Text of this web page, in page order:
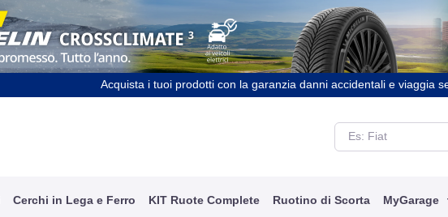
Acquista i tuoi prodotti con la garanzia danni accidentali e viaggia
Cerchi in Lega e Ferro KIT Ruote Complete Ruotino di Scorta MyGarage